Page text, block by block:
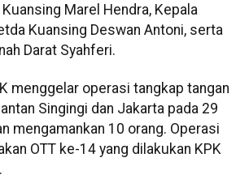
Marel Hendra, Kepala
Kuansing Deswan Antoni, serta
Darat Syahferi.
menggelar operasi tangkap tangan
Singingi dan Jakarta pada 29
mengamankan 10 orang. Operasi
OTT ke-14 yang dilakukan KPK